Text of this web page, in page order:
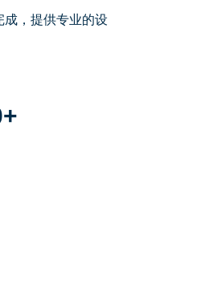
成，提供专业的设
+